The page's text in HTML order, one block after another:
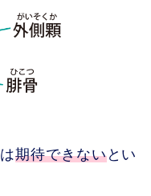
期待できないとい